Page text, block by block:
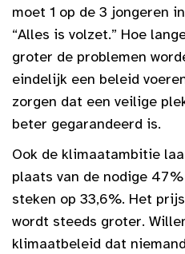
moet 1 op de 3 jongeren
“Alles is volzet.” Hoe
groter de problemen
eindelijk een beleid
zorgen dat een veilige
beter gegarandeerd is.
Ook de klimaatambitie
plaats van de nodige
steken op 33,6%. Het
wordt steeds groter.
klimaatbeleid dat